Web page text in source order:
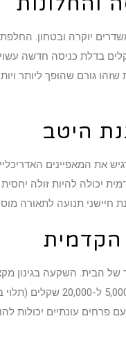
יוקרה ובטחון.
גורם שהופך ליותר
היטב
את המאפיינים
הקדמית
הבית. השקעה בגינון
הסידור מחדש של
פרחים עונתיים יכולות